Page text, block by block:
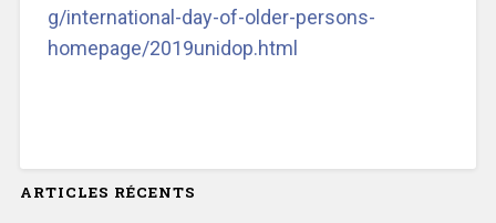
g/international-day-of-older-persons-
homepage/2019unidop.html
ARTICLES RÉCENTS